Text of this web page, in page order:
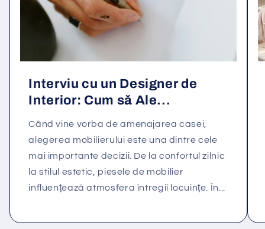
Interviu cu un Designer de
Interior: Cum să Ale...
Când vine vorba de amenajarea casei,
alegerea mobilierului este una dintre cele
mai importante decizii. De la confortul zilnic
la stilul estetic, piesele de mobilier
influențează atmosfera întregii locuințe. În...